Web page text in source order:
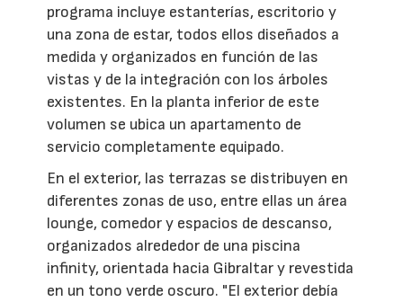
programa incluye estanterías, escritorio y
una zona de estar, todos ellos diseñados a
medida y organizados en función de las
vistas y de la integración con los árboles
existentes. En la planta inferior de este
volumen se ubica un apartamento de
servicio completamente equipado.
En el exterior, las terrazas se distribuyen en
diferentes zonas de uso, entre ellas un área
lounge, comedor y espacios de descanso,
organizados alrededor de una piscina
infinity, orientada hacia Gibraltar y revestida
en un tono verde oscuro. "El exterior debía